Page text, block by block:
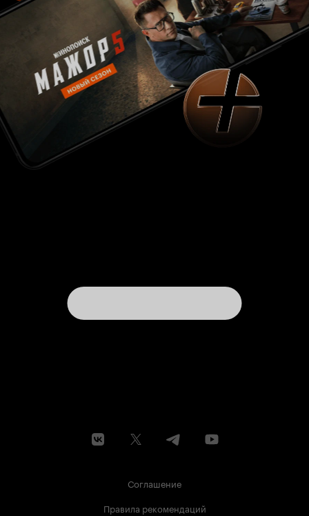
Соглашение
Правила рекомендаций